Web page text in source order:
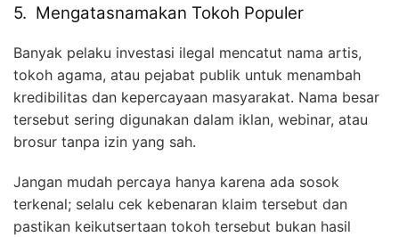
5. Mengatasnamakan Tokoh Populer
Banyak pelaku investasi ilegal mencatut nama artis,
tokoh agama, atau pejabat publik untuk menambah
kredibilitas dan kepercayaan masyarakat. Nama besar
tersebut sering digunakan dalam iklan, webinar, atau
brosur tanpa izin yang sah.
Jangan mudah percaya hanya karena ada sosok
terkenal; selalu cek kebenaran klaim tersebut dan
pastikan keikutsertaan tokoh tersebut bukan hasil